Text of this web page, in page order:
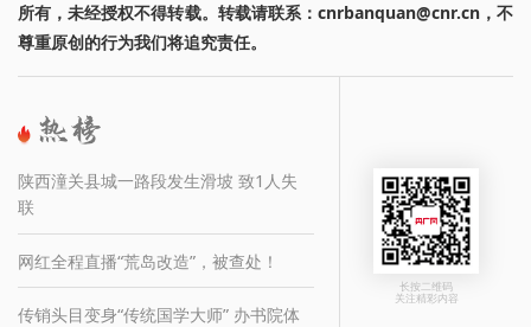
所有，未经授权不得转载。转载请联系：cnrbanquan@cnr.cn，不
尊重原创的行为我们将追究责任。
陕西潼关县城一路段发生滑坡 致1人失
联
网红全程直播“荒岛改造”，被查处！
传销头目变身“传统国学大师” 办书院体
长按二维码
关注精彩内容